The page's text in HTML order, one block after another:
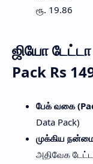
ரூ. 19.86
ஜியோ
Pack Rs
பேக் வகை
Data Pack)
முக்கிய
அதிவேக